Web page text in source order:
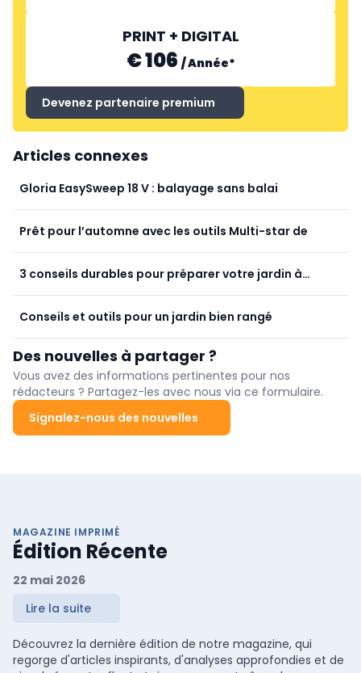
PRINT + DIGITAL
€ 106 /Année*
Devenez partenaire premium
Articles connexes
Gloria EasySweep 18 V : balayage sans balai
Prêt pour l’automne avec les outils Multi-star de
3 conseils durables pour préparer votre jardin à
Conseils et outils pour un jardin bien rangé
Des nouvelles à partager ?
Vous avez des informations pertinentes pour nos
rédacteurs ? Partagez-les avec nous via ce formulaire.
Signalez-nous des nouvelles
MAGAZINE IMPRIMÉ
Édition Récente
22 mai 2026
Lire la suite
Découvrez la dernière édition de notre magazine, qui
regorge d'articles inspirants, d'analyses approfondies et de